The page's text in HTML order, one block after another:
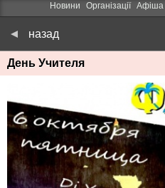
Новини Організації Афіша
назад
День Учителя